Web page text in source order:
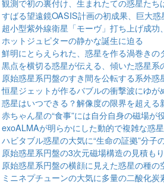
観測で初の裏付け、生まれたての惑星たち
すばる望遠鏡OASIS計画の初成果、巨大
超小型紫外線衛星「モーヴ」打ち上げ成
ホットジュピターの静かな誕生に迫る
鮮明にとらえられた、惑星を作る渦巻きの
黒点を横切る惑星が伝える、傾いた惑星系
原始惑星系円盤のすき間を公転する系外惑
恒星ジェットが作るバブルの衝撃波にゆが
惑星はいつできる？解像度の限界を超える
赤ちゃん星の“食事”には自分自身の磁場が
exoALMAが明らかにした動的で複雑な惑
ハビタブル惑星の大気に“生命の証拠”分子
原始惑星系円盤の3次元磁場構造の見積も
原始惑星系円盤の横顔に見えた惑星の種の
ミニネプチューンの大気に多量の二酸化炭